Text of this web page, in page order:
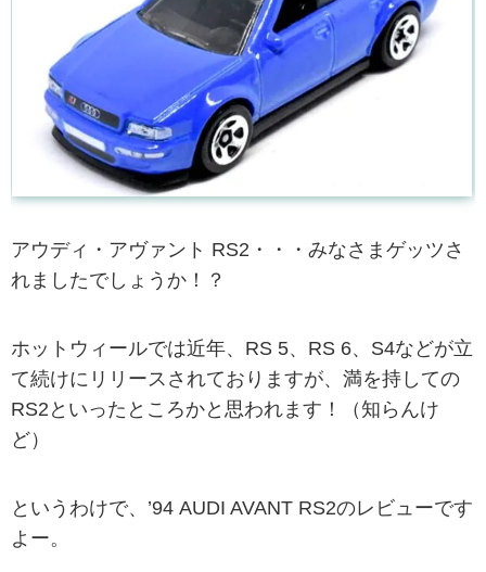
アウディ・アヴァント RS2・・・みなさまゲッツさ
れましたでしょうか！？
ホットウィールでは近年、RS 5、RS 6、S4などが立
て続けにリリースされておりますが、満を持しての
RS2といったところかと思われます！（知らんけ
ど）
というわけで、’94 AUDI AVANT RS2のレビューです
よー。